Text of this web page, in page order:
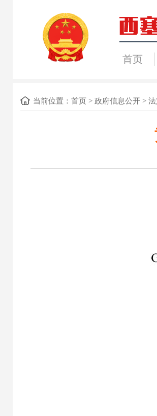
首页
当前位置： 首页> 政府信息公开>